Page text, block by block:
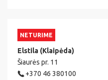
NETURIME
Elstila (Klaipėda)
Šiaurės pr. 11
+370 46 380100